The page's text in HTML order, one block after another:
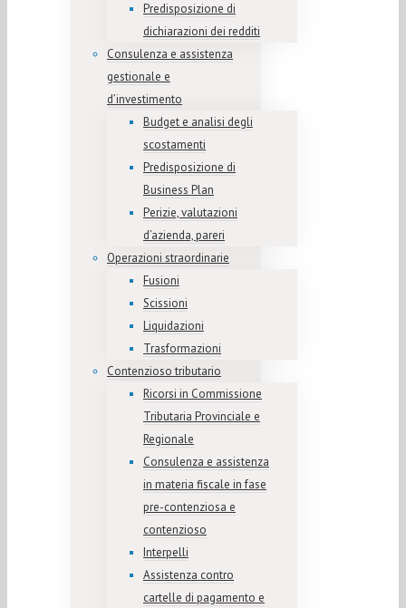
Predisposizione di
dichiarazioni dei redditi
Consulenza e assistenza
gestionale e
d’investimento
Budget e analisi degli
scostamenti
Predisposizione di
Business Plan
Perizie, valutazioni
d’azienda, pareri
Operazioni straordinarie
Fusioni
Scissioni
Liquidazioni
Trasformazioni
Contenzioso tributario
Ricorsi in Commissione
Tributaria Provinciale e
Regionale
Consulenza e assistenza
in materia fiscale in fase
pre-contenziosa e
contenzioso
Interpelli
Assistenza contro
cartelle di pagamento e